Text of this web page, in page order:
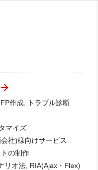
作成, トラブル診断
マイズ
社)様向けサービス
の制作
リオ法, RIA(Ajax・Flex)